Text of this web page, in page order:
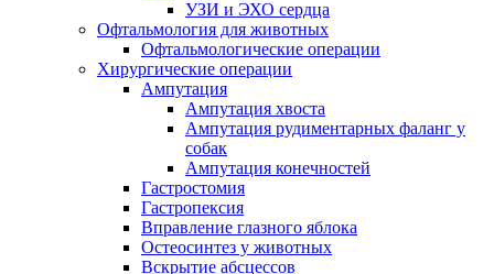
УЗИ и ЭХО сердца
Офтальмология для животных
Офтальмологические операции
Хирургические операции
Ампутация
Ампутация хвоста
Ампутация рудиментарных фаланг у
собак
Ампутация конечностей
Гастростомия
Гастропексия
Вправление глазного яблока
Остеосинтез у животных
Вскрытие абсцессов